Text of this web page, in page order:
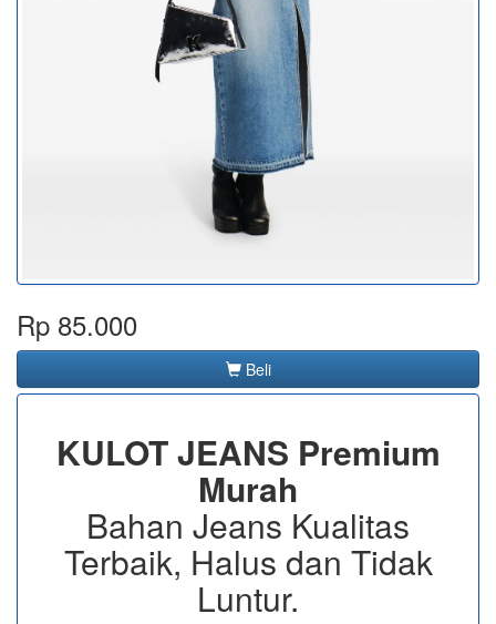
Rp 85.000
Beli
KULOT JEANS Premium
Murah
Bahan Jeans Kualitas
Terbaik, Halus dan Tidak
Luntur.